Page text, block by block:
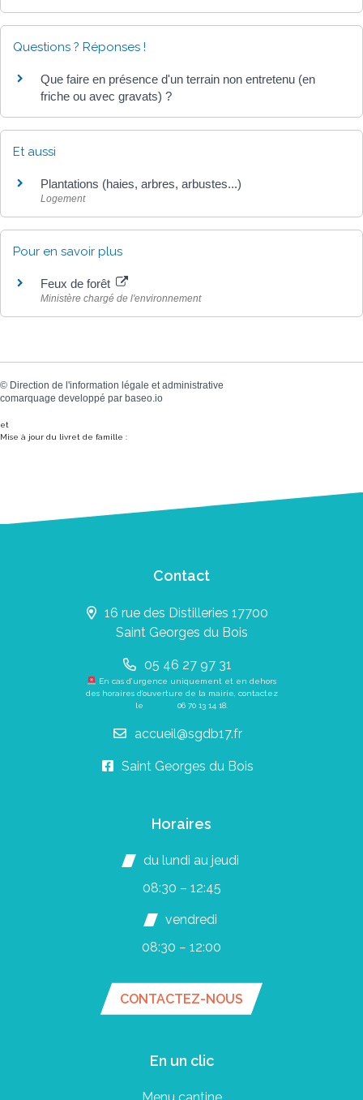
Questions ? Réponses !
Que faire en présence d'un terrain non entretenu (en
friche ou avec gravats) ?
Et aussi
Plantations (haies, arbres, arbustes...)
Logement
Pour en savoir plus
Feux de forêt
Ministère chargé de l'environnement
© Direction de l'information légale et administrative
comarquage developpé par baseo.io
et
Mise à jour du livret de famille :
Contact
16 rue des Distilleries 17700
Saint Georges du Bois
05 46 27 97 31
En cas d’urgence uniquement et en dehors
des horaires d’ouverture de la mairie, contactez
le 06 70 13 14 18.
accueil@sgdb17.fr
Saint Georges du Bois
Horaires
du lundi au jeudi
08:30 – 12:45
vendredi
08:30 – 12:00
CONTACTEZ-NOUS
En un clic